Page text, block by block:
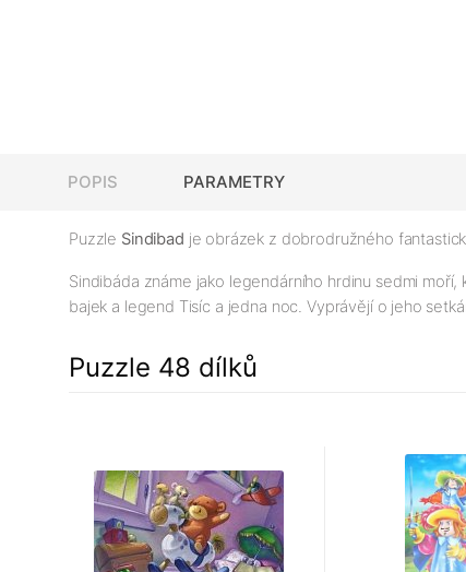
POPIS PARAMETRY
Puzzle Sindibad je obrázek z dobrodružného
Sindibáda známe jako legendárního hrdinu sedmi
bajek a legend Tisíc a jedna noc. Vyprávějí o jeho
Puzzle 48 dílků